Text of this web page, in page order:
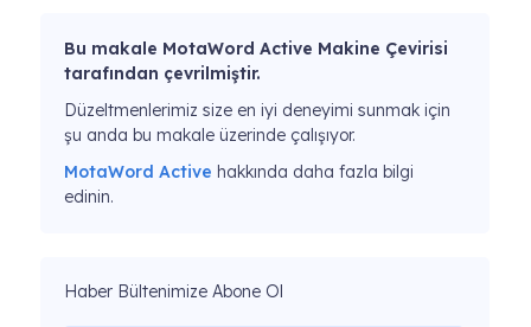
Bu makale MotaWord Active Makine Çevirisi
tarafından çevrilmiştir.
Düzeltmenlerimiz size en iyi deneyimi sunmak için
şu anda bu makale üzerinde çalışıyor.
MotaWord Active hakkında daha fazla bilgi
edinin.
Haber Bültenimize Abone Ol